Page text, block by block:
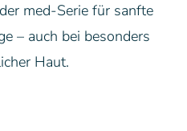
med-Serie für sanfte
– auch bei besonders
Haut.